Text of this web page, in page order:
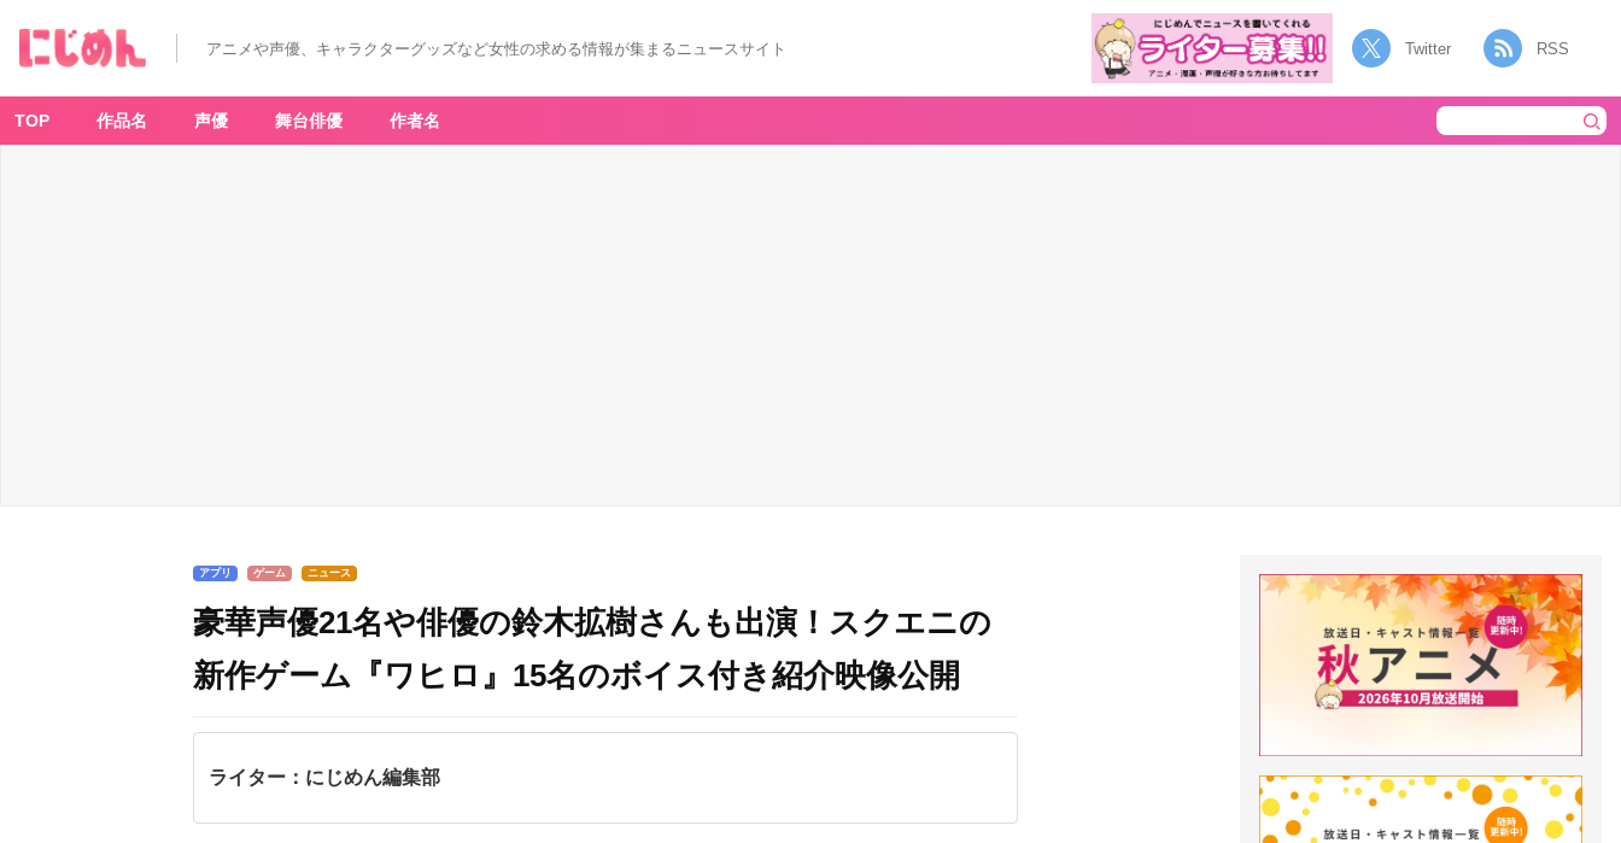
アニメや声優、キャラクターグッズなど女性の求める情報が集まるニュースサイト Twitter RSS
TOP 作品名 声優 舞台俳優 作者名
アプリ ゲーム ニュース
豪華声優21名や俳優の鈴木拡樹さんも出演！スクエニの
新作ゲーム『ワヒロ』15名のボイス付き紹介映像公開
ライター：にじめん編集部